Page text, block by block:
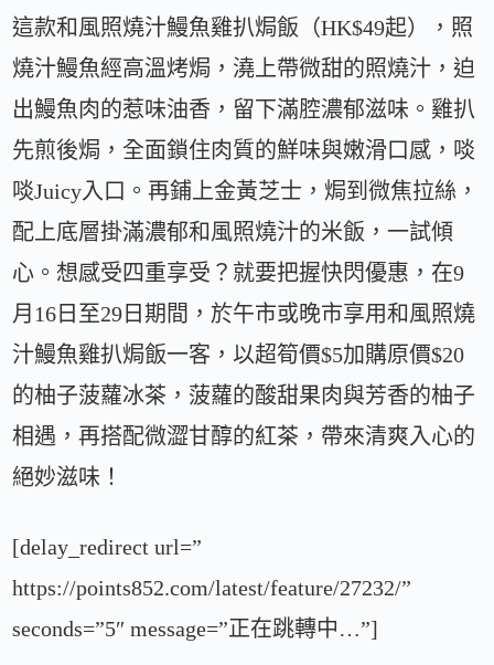
這款和風照燒汁鰻魚雞扒焗飯（HK$49起），照
燒汁鰻魚經高溫烤焗，澆上帶微甜的照燒汁，迫
出鰻魚肉的惹味油香，留下滿腔濃郁滋味。雞扒
先煎後焗，全面鎖住肉質的鮮味與嫩滑口感，啖
啖Juicy入口。再鋪上金黃芝士，焗到微焦拉絲，
配上底層掛滿濃郁和風照燒汁的米飯，一試傾
心。想感受四重享受？就要把握快閃優惠，在9
月16日至29日期間，於午市或晚市享用和風照燒
汁鰻魚雞扒焗飯一客，以超筍價$5加購原價$20
的柚子菠蘿冰茶，菠蘿的酸甜果肉與芳香的柚子
相遇，再搭配微澀甘醇的紅茶，帶來清爽入心的
絕妙滋味！
[delay_redirect url=”
https://points852.com/latest/feature/27232/”
seconds=”5″ message=”正在跳轉中…”]